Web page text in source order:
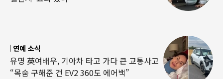
연예 소식
유명 英여배우, 기아차 타고 가다 큰 교통사고
“목숨 구해준 건 EV2 360도 에어백”